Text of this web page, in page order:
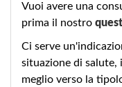
Vuoi avere una
prima il nostro
Ci serve
situazione di salute,
meglio verso la